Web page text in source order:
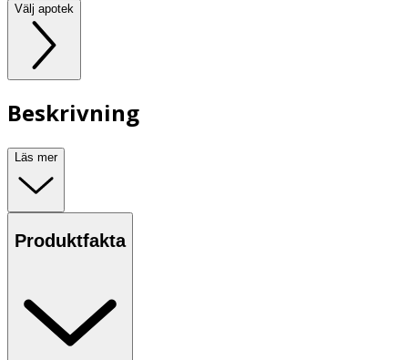
Välj apotek
Beskrivning
Läs mer
Produktfakta